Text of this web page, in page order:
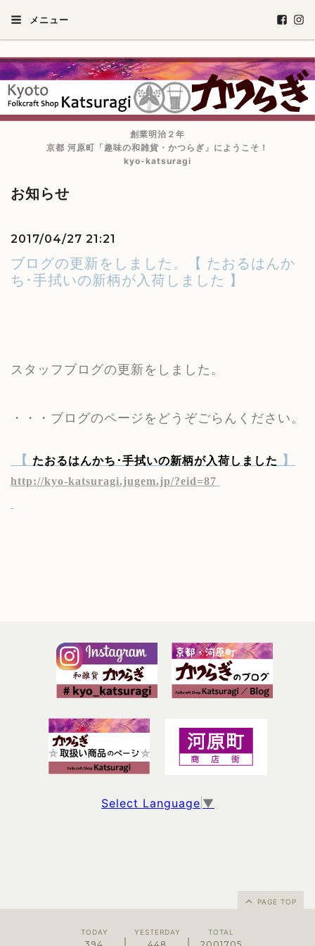
メニュー
創業明治２年
京都 河原町「趣味の和雑貨・かつらぎ」にようこそ！
kyo-katsuragi
お知らせ
2017/04/27 21:21
ブログの更新をしました。【 たおるはんか
ち･手拭いの新柄が入荷しました 】
スタッフブログの更新をしました。
・・・ブログのページをどうぞごらんください。
【 たおるはんかち･手拭いの新柄が入荷しました 】
http://kyo-katsuragi.jugem.jp/?eid=87
Select Language ▼
PAGE TOP
TODAY YESTERDAY TOTAL